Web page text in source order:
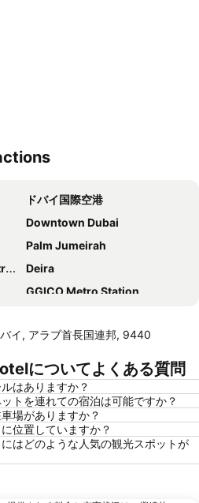
ドバイ国際空港
Downtown Dubai
Palm Jumeirah
Deira
GGICO Metro Station
Dubai World Trade Centre (DWTC)
Bur Dubai
WHX Dubai
Al Ghubaiba Metro Station
Jebel Ali
Dubai International Convention Centre
イ, アラブ首長国連邦, 9440
についてよくある質問
はありますか？
トを連れての宿泊は可能ですか？
場がありますか？
位置していますか？
はどのような人気の観光スポットが